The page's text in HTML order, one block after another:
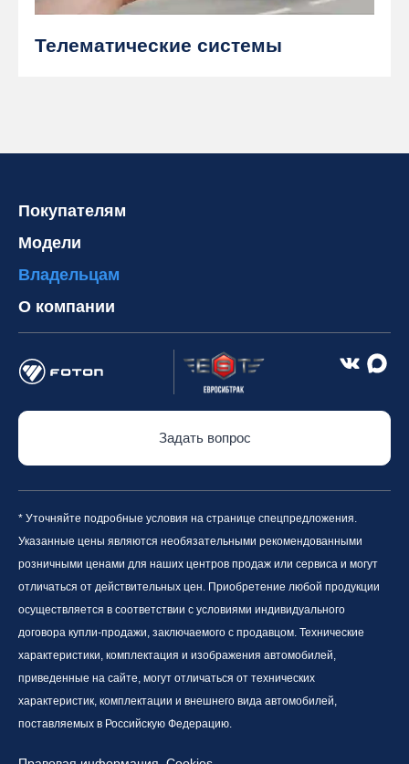
Телематические системы
Покупателям
Модели
Владельцам
О компании
Задать вопрос
* Уточняйте подробные условия на странице спецпредложения.
Указанные цены являются необязательными рекомендованными
розничными ценами для наших центров продаж или сервиса и могут
отличаться от действительных цен. Приобретение любой продукции
осуществляется в соответствии с условиями индивидуального
договора купли-продажи, заключаемого с продавцом. Технические
характеристики, комплектация и изображения автомобилей,
приведенные на сайте, могут отличаться от технических
характеристик, комплектации и внешнего вида автомобилей,
поставляемых в Российскую Федерацию.